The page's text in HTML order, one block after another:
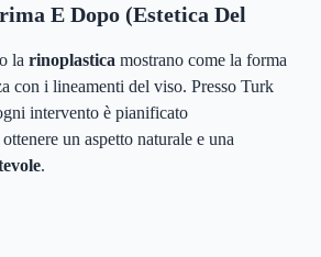
E Dopo (estetica Del
la rinoplastica mostrano come la forma
con i lineamenti del viso. Presso Turk
intervento è pianificato
un aspetto naturale e una
.